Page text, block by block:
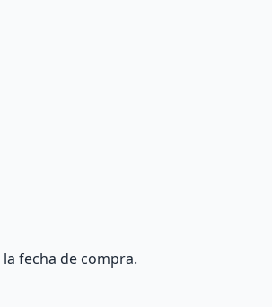
fecha de compra.